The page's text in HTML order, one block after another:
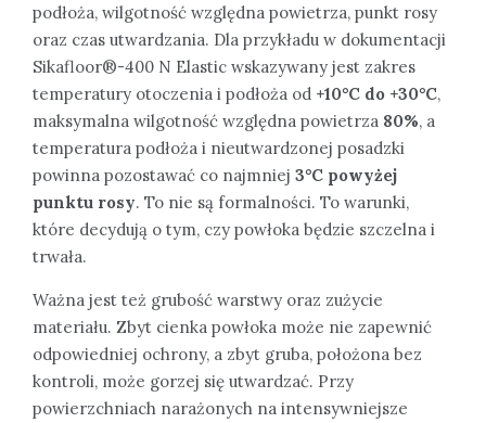
podłoża, wilgotność względna powietrza, punkt rosy
oraz czas utwardzania. Dla przykładu w dokumentacji
Sikafloor®-400 N Elastic wskazywany jest zakres
temperatury otoczenia i podłoża od +10°C do +30°C,
maksymalna wilgotność względna powietrza 80%, a
temperatura podłoża i nieutwardzonej posadzki
powinna pozostawać co najmniej 3°C powyżej
punktu rosy. To nie są formalności. To warunki,
które decydują o tym, czy powłoka będzie szczelna i
trwała.
Ważna jest też grubość warstwy oraz zużycie
materiału. Zbyt cienka powłoka może nie zapewnić
odpowiedniej ochrony, a zbyt gruba, położona bez
kontroli, może gorzej się utwardzać. Przy
powierzchniach narażonych na intensywniejsze